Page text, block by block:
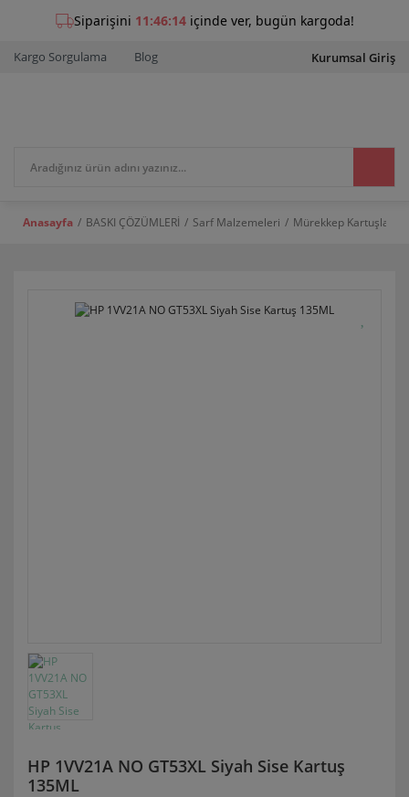
Kargo Sorgulama Blog Kurumsal Giriş
Anasayfa BASKI ÇÖZÜMLERİ Sarf Malzemeleri Mürekkep Kartuşları
HP 1VV21A NO GT53XL Siyah Sise Kartuş
135ML